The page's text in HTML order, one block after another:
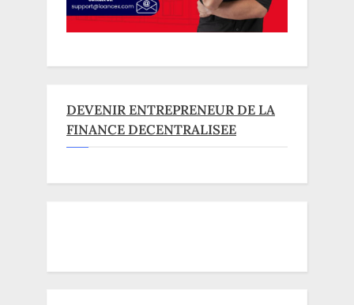
DEVENIR ENTREPRENEUR DE LA
FINANCE DECENTRALISEE